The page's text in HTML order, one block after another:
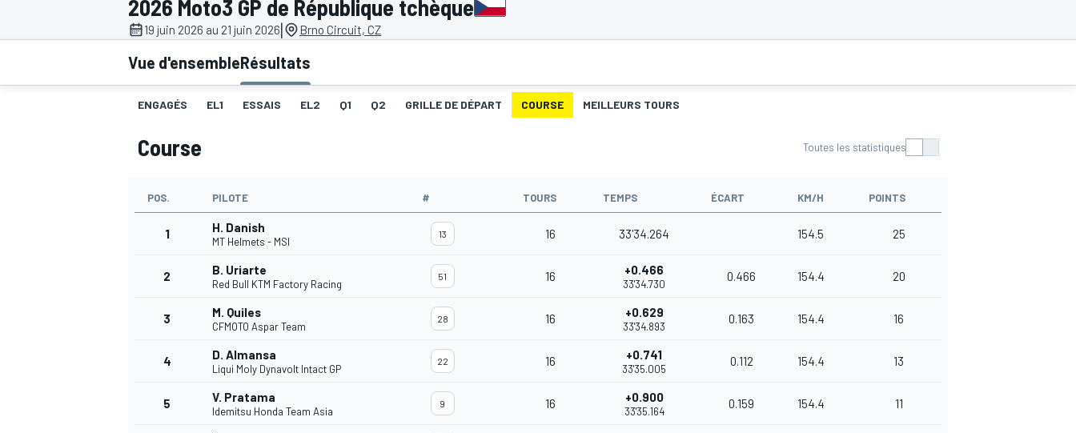
2026 Moto3 GP de République tchèque
19 juin 2026 au 21 juin 2026| Brno Circuit, CZ
Vue d'ensembleRésultats
ENGAGÉS EL1 ESSAIS EL2 Q1 Q2 GRILLE DE DÉPART COURSE MEILLEURS TOURS
Course Toutes les statistiques
POS. PILOTE # TOURS TEMPS ÉCART KM/H POINTS
1 H. Danish
MT Helmets - MSI
13 16 33'34.264 154.5 25
2 B. Uriarte
Red Bull KTM Factory Racing
51 16 +0.466
33'34.730
0.466 154.4 20
3 M. Quiles
CFMOTO Aspar Team
28 16 +0.629
33'34.893
0.163 154.4 16
4 D. Almansa
Liqui Moly Dynavolt Intact GP
22 16 +0.741
33'35.005
0.112 154.4 13
5 V. Pratama
Idemitsu Honda Team Asia
9 16 +0.900
33'35.164
0.159 154.4 11